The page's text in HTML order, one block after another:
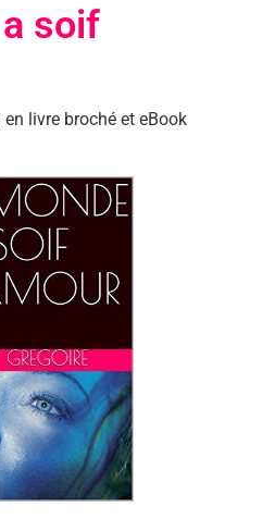
soif
livre broché et eBook